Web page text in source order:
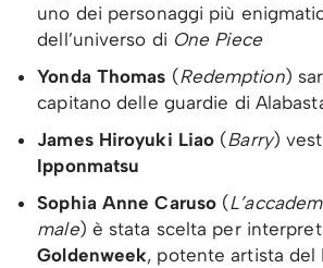
uno dei personaggi più
dell’universo di One Piece
Yonda Thomas (Redemption)
capitano delle guardie di
James Hiroyuki Liao (Barry)
Ipponmatsu
Sophia Anne Caruso (
male) è stata scelta per
Goldenweek, potente artista del